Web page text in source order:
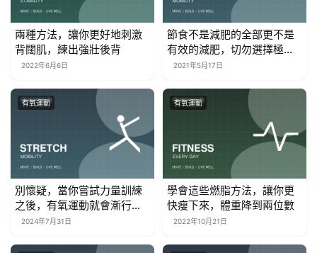
兩種方法，讓你更好地刺激
背闊肌，練出強壯後背
2022年6月6日
節食不是減肥的全部更不是
有效的減肥，切勿選擇極端
的方法
2021年5月17日
有氧運動
別懷疑，當你嘗試力量訓練
之後，有氧運動就會漸行漸
遠2024年7月31日
有氧運動
學會這些燃脂方法，讓你更
快瘦下來，體重降到兩位數
2022年10月21日